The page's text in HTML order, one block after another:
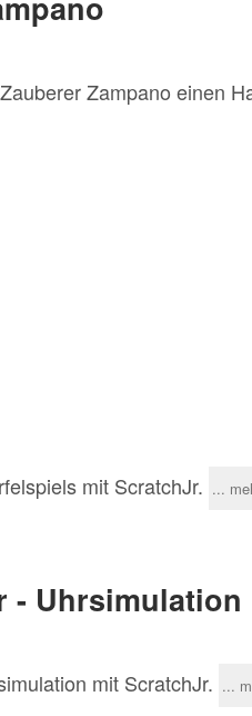
Zampano einen
mit ScratchJr. ...
- Uhrsimulation
mit ScratchJr. ...